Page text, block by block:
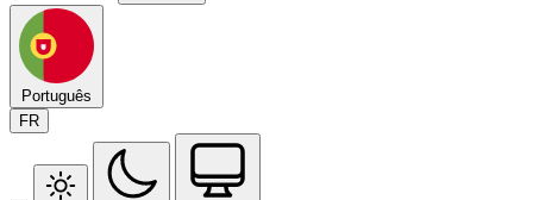
Português
FR